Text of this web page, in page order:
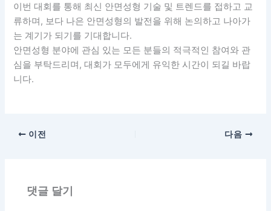
이번 대회를 통해 최신 안면성형 기술 및 트렌드를 접하고 교
류하며, 보다 나은 안면성형의 발전을 위해 논의하고 나아가
는 계기가 되기를 기대합니다.
안면성형 분야에 관심 있는 모든 분들의 적극적인 참여와 관
심을 부탁드리며, 대회가 모두에게 유익한 시간이 되길 바랍
니다.
이전 다음
댓글 달기